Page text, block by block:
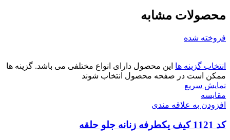
محصولات مشابه
فروخته شده
انتخاب گزینه ها این محصول دارای انواع مختلفی می باشد. گزینه ها
ممکن است در صفحه محصول انتخاب شوند
نمایش سریع
مقايسه
افزودن به علاقه مندی
کد 1121 کیف یکطرفه زنانه جلو حلقه